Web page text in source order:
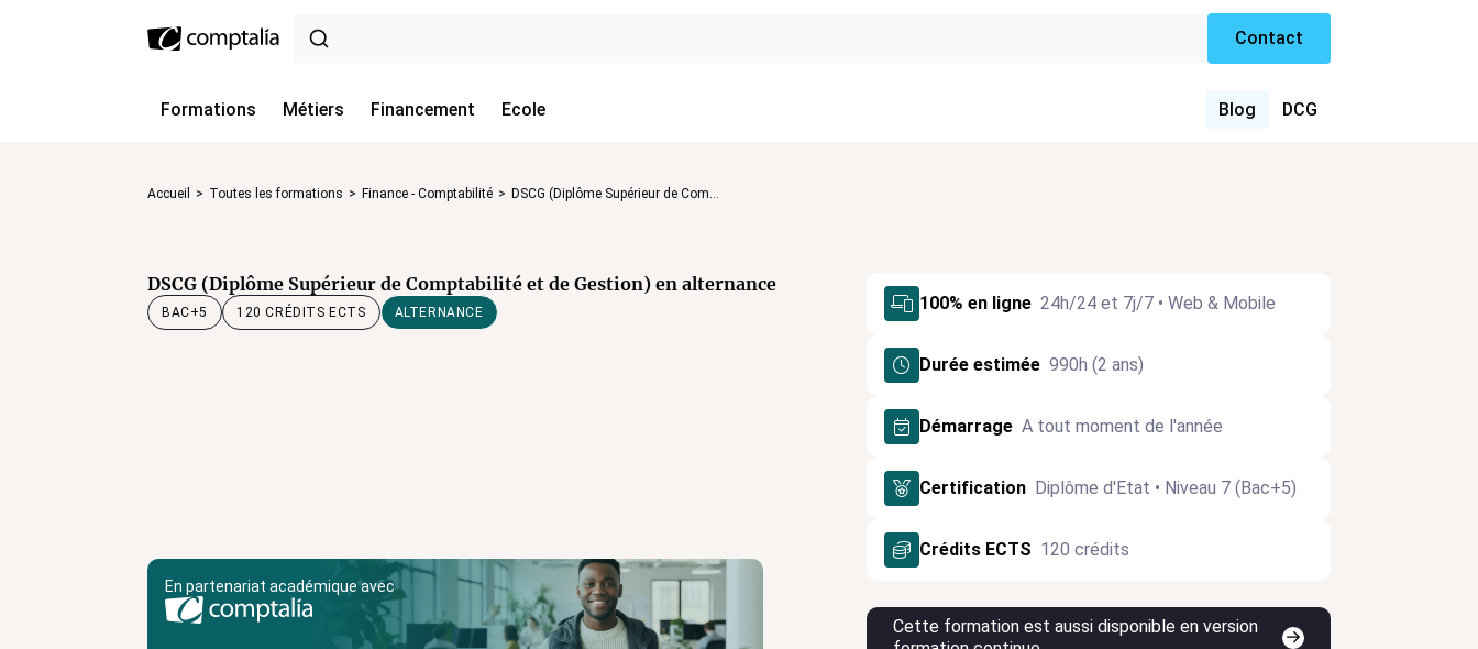
Contact
Formations Métiers Financement Ecole Blog DCG
Accueil > Toutes les formations > Finance - Comptabilité > DSCG (Diplôme Supérieur de Com...
DSCG (Diplôme Supérieur de Comptabilité et de Gestion) en alternance
BAC+5 120 CRÉDITS ECTS ALTERNANCE
En partenariat académique avec
100% en ligne 24h/24 et 7j/7 • Web & Mobile
Durée estimée 990h (2 ans)
Démarrage A tout moment de l'année
Certification Diplôme d'Etat • Niveau 7 (Bac+5)
Crédits ECTS 120 crédits
Cette formation est aussi disponible en version